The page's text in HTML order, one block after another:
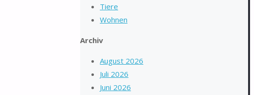
Tiere
Wohnen
Archiv
August 2026
Juli 2026
Juni 2026